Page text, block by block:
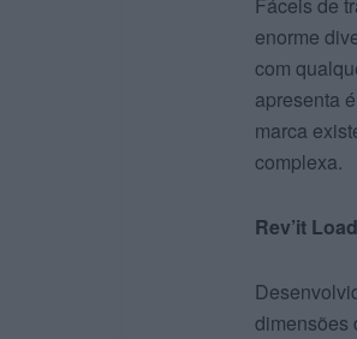
Fáceis de
enorme
com
apresenta
marca
complexa.
Rev’it
dimensões